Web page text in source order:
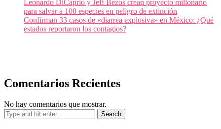
Leonardo DiCaprio y Jeff Bezos crean proyecto millonario
para salvar a 100 especies en peligro de extinción
Confirman 33 casos de «diarrea explosiva» en México: ¿Qué
estados reportaron los contagios?
Comentarios Recientes
No hay comentarios que mostrar.